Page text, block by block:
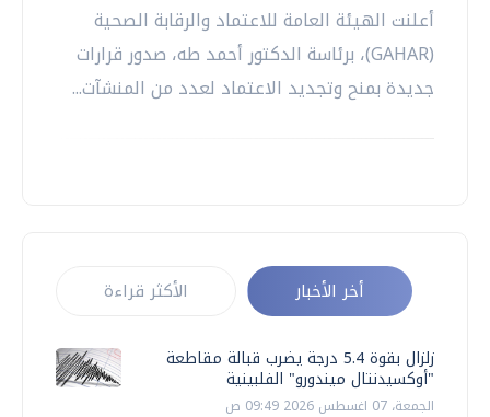
أعلنت الهيئة العامة للاعتماد والرقابة الصحية
(GAHAR)، برئاسة الدكتور أحمد طه، صدور قرارات
جديدة بمنح وتجديد الاعتماد لعدد من المنشآت...
أخر الأخبار الأكثر قراءة
زلزال بقوة 5.4 درجة يضرب قبالة مقاطعة
"أوكسيدنتال ميندورو" الفلبينية
الجمعة، 07 اغسطس 2026 09:49 ص